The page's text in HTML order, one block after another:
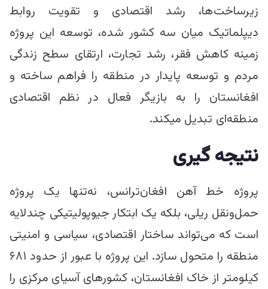
زیرساخت‌ها، رشد اقتصادی و تقویت روابط
دیپلماتیک میان سه کشور شده، توسعه این پروژه
زمینه کاهش فقر، رشد تجارت، ارتقای سطح زندگی
مردم و توسعه پایدار در منطقه را فراهم ساخته و
افغانستان را به بازیگر فعال در نظم اقتصادی
منطقه‌ای تبدیل می‎کند.
نتیجه گیری
پروژه خط آهن افغان‌ترانس، نه‌تنها یک پروژه
حمل‌ونقل ریلی، بلکه یک ابتکار جیوپولیتیکی چندلایه
است که می‌تواند ساختار اقتصادی، سیاسی و امنیتی
منطقه را متحول سازد. این پروژه با عبور از حدود ۶۸۱
کیلومتر از خاک افغانستان، کشورهای آسیای مرکزی را